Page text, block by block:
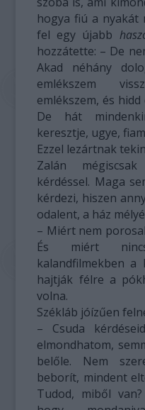
hogya fiú a nyakát
fel egy újabb
hozzátette: – De
Akad néhány
emlékszem
emlékszem, és
De hát
keresztje, ugye,
Ezzel lezártnak
Zalán
kérdéssel. Maga
kérdezi, hiszen
odalent, a ház
– Miért nem
És miért
kalandfilmekben a
hajtják félre a
volna.
Székláb jóízűen
– Csuda
elmondhatom,
belőle. Nem
beborít, mindent
Tudod, miből